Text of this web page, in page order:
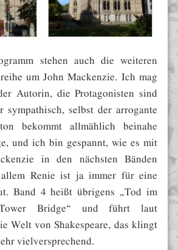
stehen auch die weiteren
um John Mackenzie. Ich mag
Autorin, die Protagonisten sind
sympathisch, selbst der arrogante
bekommt allmählich beinahe
und ich bin gespannt, wie es mit
in den nächsten Bänden
Renie ist ja immer für eine
Band 4 heißt übrigens „Tod im
Bridge“ und führt laut
Welt von Shakespeare, das klingt
vielversprechend.